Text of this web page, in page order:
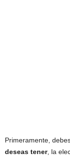
Primeramente,
deseas tener, la